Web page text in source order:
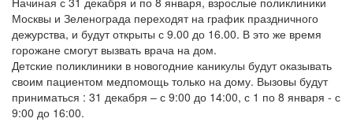
Москвы и Зеленограда переходят на график праздничного
дежурства, и будут открыты с 9.00 до 16.00. В это же время
горожане смогут вызвать врача на дом.
Детские поликлиники в новогодние каникулы будут оказывать
своим пациентом медпомощь только на дому. Вызовы будут
приниматься : 31 декабря – с 9:00 до 14:00, с 1 по 8 января - с
9:00 до 16:00.